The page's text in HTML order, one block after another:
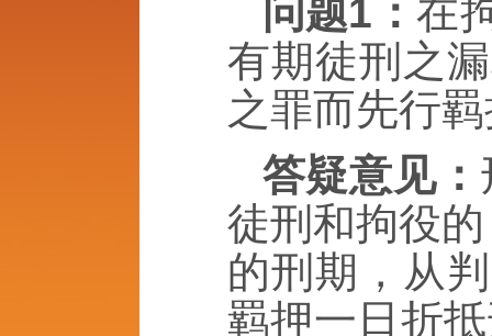
问题1：在
有期徒刑之
之罪而先行
答疑意见：
徒刑和拘役
的刑期，从
羁押一日折